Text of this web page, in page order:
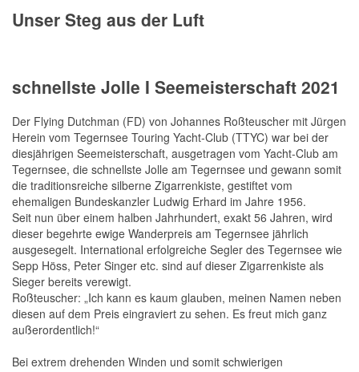
Unser Steg aus der Luft
schnellste Jolle I Seemeisterschaft 2021
Der Flying Dutchman (FD) von Johannes Roßteuscher mit Jürgen
Herein vom Tegernsee Touring Yacht-Club (TTYC) war bei der
diesjährigen Seemeisterschaft, ausgetragen vom Yacht-Club am
Tegernsee, die schnellste Jolle am Tegernsee und gewann somit
die traditionsreiche silberne Zigarrenkiste, gestiftet vom
ehemaligen Bundeskanzler Ludwig Erhard im Jahre 1956.
Seit nun über einem halben Jahrhundert, exakt 56 Jahren, wird
dieser begehrte ewige Wanderpreis am Tegernsee jährlich
ausgesegelt. International erfolgreiche Segler des Tegernsee wie
Sepp Höss, Peter Singer etc. sind auf dieser Zigarrenkiste als
Sieger bereits verewigt.
Roßteuscher: „Ich kann es kaum glauben, meinen Namen neben
diesen auf dem Preis eingraviert zu sehen. Es freut mich ganz
außerordentlich!“
Bei extrem drehenden Winden und somit schwierigen